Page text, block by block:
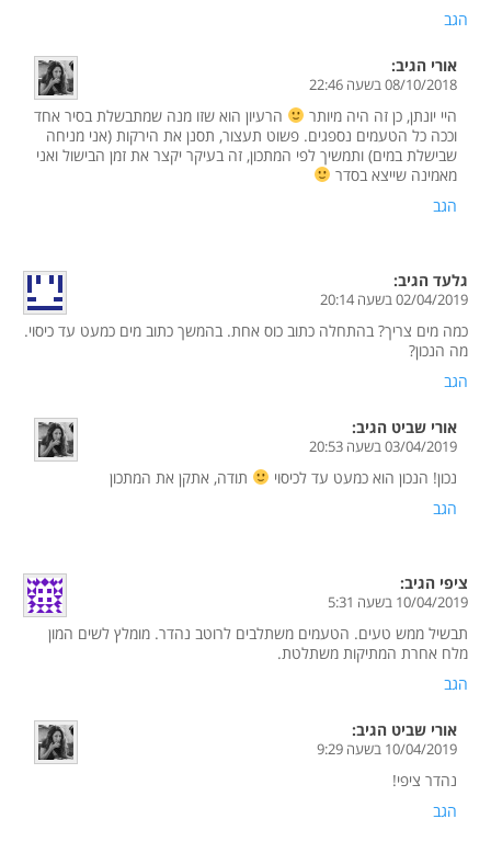
הגב
אורי הגיב:
08/10/2018 בשעה 22:46
היי יונתן, כן זה היה מיותר
הרעיון הוא שזו מנה שמתבשלת בסיר אחד
וככה כל הטעמים נספגים. פשוט תעצור, תסנן את הירקות (אני מניחה
שבישלת במים) ותמשיך לפי המתכון, זה בעיקר יקצר את זמן הבישול ואני
מאמינה שייצא בסדר
הגב
גלעד הגיב:
02/04/2019 בשעה 20:14
כמה מים צריך? בהתחלה כתוב כוס אחת. בהמשך כתוב מים כמעט עד כיסוי.
מה הנכון?
הגב
אורי שביט הגיב:
03/04/2019 בשעה 20:53
נכון! הנכון הוא כמעט עד לכיסוי
תודה, אתקן את המתכון
הגב
ציפי הגיב:
10/04/2019 בשעה 5:31
תבשיל ממש טעים. הטעמים משתלבים לרוטב נהדר. מומלץ לשים המון
מלח אחרת המתיקות משתלטת.
הגב
אורי שביט הגיב:
10/04/2019 בשעה 9:29
נהדר ציפי!
הגב